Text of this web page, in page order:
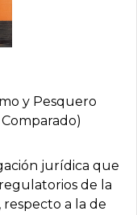
y Pesquero
jurídica que
de la
respecto a la de